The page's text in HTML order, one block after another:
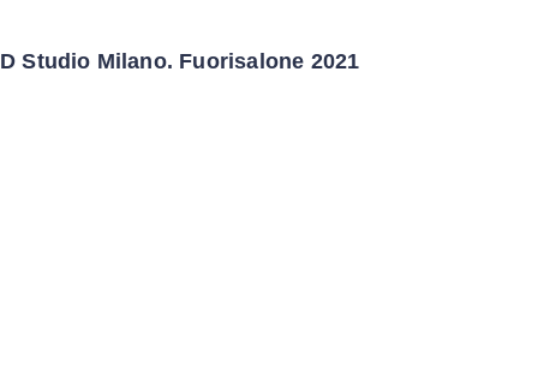
D Studio Milano. Fuorisalone 2021